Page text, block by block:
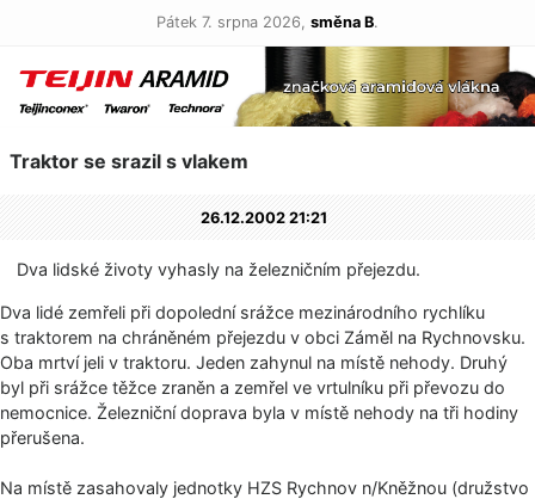
Pátek 7. srpna 2026, směna B.
Traktor se srazil s vlakem
26.12.2002 21:21
Dva lidské životy vyhasly na železničním přejezdu.
Dva lidé zemřeli při dopolední srážce mezinárodního rychlíku
s traktorem na chráněném přejezdu v obci Záměl na Rychnovsku.
Oba mrtví jeli v traktoru. Jeden zahynul na místě nehody. Druhý
byl při srážce těžce zraněn a zemřel ve vrtulníku při převozu do
nemocnice. Železniční doprava byla v místě nehody na tři hodiny
přerušena.
Na místě zasahovaly jednotky HZS Rychnov n/Kněžnou (družstvo